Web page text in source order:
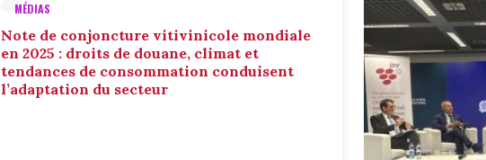
MÉDIAS
Note de conjoncture vitivinicole mondiale
en 2025 : droits de douane, climat et
tendances de consommation conduisent
l’adaptation du secteur